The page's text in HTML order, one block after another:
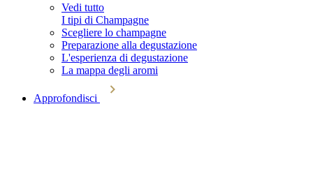
Vedi tutto
I tipi di Champagne
Scegliere lo champagne
Preparazione alla degustazione
L'esperienza di degustazione
La mappa degli aromi
Approfondisci